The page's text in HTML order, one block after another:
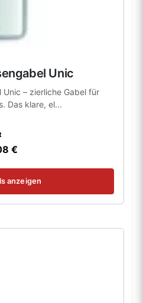
Unic
– zierliche Gabel für
Das klare, el...
€
anzeigen